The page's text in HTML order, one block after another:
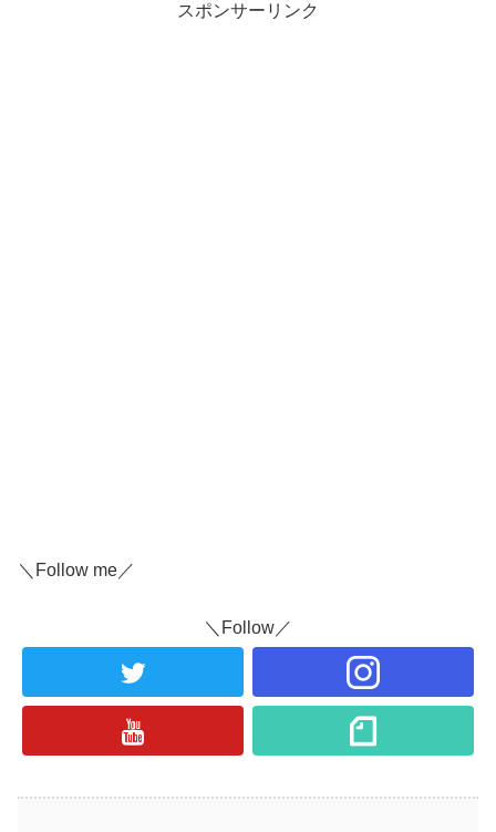
スポンサーリンク
＼Follow me／
＼Follow／